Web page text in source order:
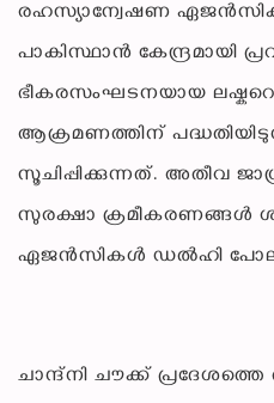
രഹസ്യാന്വേഷണ
പാകിസ്ഥാൻ കേന്ദ്രമായി
ഭീകരസംഘടനയായ
ആക്രമണത്തിന്
സൂചിപ്പിക്കുന്നത്. അതീവ
സുരക്ഷാ ക്രമീകരണങ്ങൾ
ഏജൻസികൾ ഡൽഹി
ചാന്ദ്‌നി ചൗക്ക് പ്രദേശത്തെ